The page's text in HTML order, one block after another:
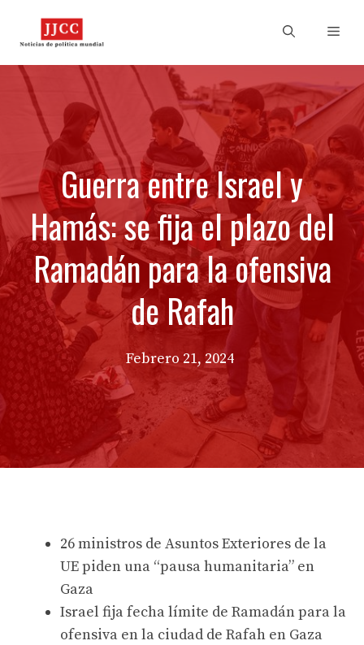
Guerra entre Israel y
Hamás: se fija el plazo del
Ramadán para la ofensiva
de Rafah
Febrero 21, 2024
26 ministros de Asuntos Exteriores de la
UE piden una “pausa humanitaria” en
Gaza
Israel fija fecha límite de Ramadán para la
ofensiva en la ciudad de Rafah en Gaza